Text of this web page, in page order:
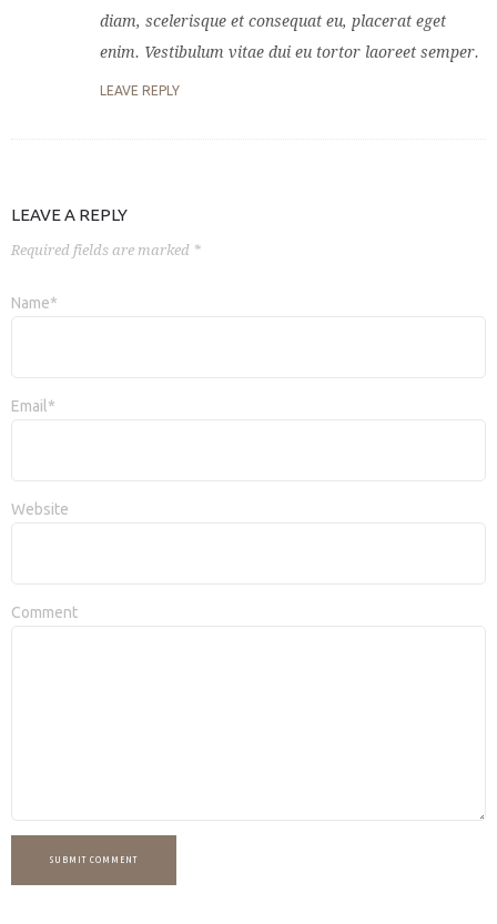
diam, scelerisque et consequat eu, placerat eget
enim. Vestibulum vitae dui eu tortor laoreet semper.
LEAVE REPLY
LEAVE A REPLY
Required fields are marked *
Name*
Email*
Website
Comment
SUBMIT COMMENT